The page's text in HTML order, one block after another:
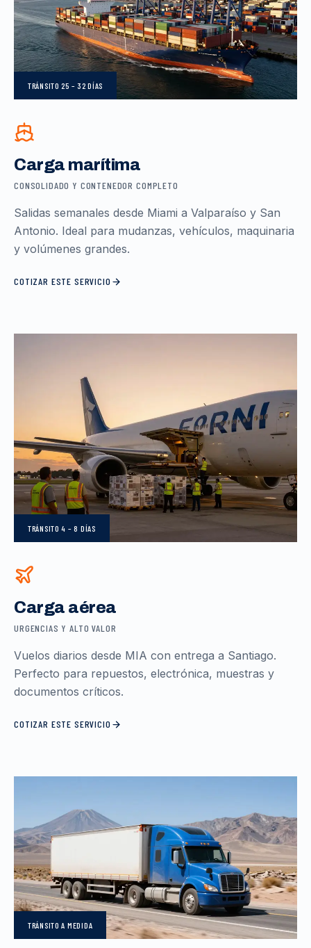
TRÁNSITO 25 – 32 DÍAS
Carga marítima
CONSOLIDADO Y CONTENEDOR COMPLETO
Salidas semanales desde Miami a Valparaíso y San
Antonio. Ideal para mudanzas, vehículos, maquinaria
y volúmenes grandes.
COTIZAR ESTE SERVICIO
TRÁNSITO4 – 8 DÍAS
Carga aérea
URGENCIAS Y ALTO VALOR
Vuelos diarios desde MIA con entrega a Santiago.
Perfecto para repuestos, electrónica, muestras y
documentos críticos.
COTIZAR ESTE SERVICIO
TRÁNSITOA MEDIDA